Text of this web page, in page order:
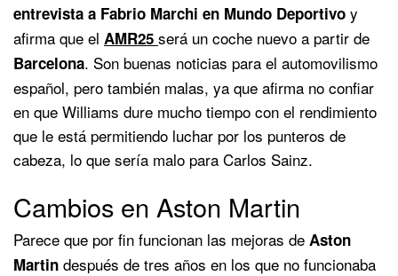
entrevista a Fabrio Marchi en Mundo Deportivo y
afirma que el AMR25 será un coche nuevo a partir de
Barcelona. Son buenas noticias para el automovilismo
español, pero también malas, ya que afirma no confiar
en que Williams dure mucho tiempo con el rendimiento
que le está permitiendo luchar por los punteros de
cabeza, lo que sería malo para Carlos Sainz.
Cambios en Aston Martin
Parece que por fin funcionan las mejoras de Aston
Martin después de tres años en los que no funcionaba